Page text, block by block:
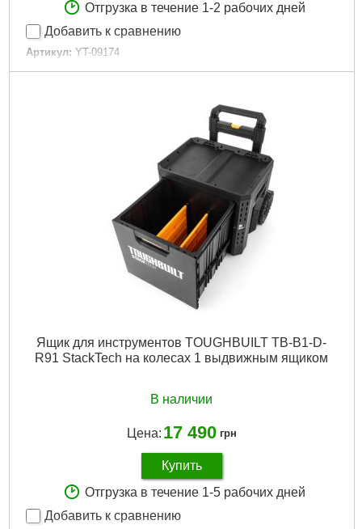
Отгрузка в течение 1-2 рабочих дней
Добавить к сравнению
Артикул: YT-09174
Код товара: 25.64.09
Подробнее...
Ящик для инструментов TOUGHBUILT TB-B1-D-
R91 StackTech на колесах 1 выдвижным ящиком
В наличии
Цена: 17 490 грн
Купить
Отгрузка в течение 1-5 рабочих дней
Добавить к сравнению